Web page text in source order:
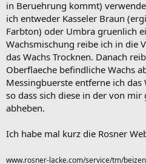
in Beruehrung kommt)
ich entweder Kasseler Braun
Farbton) oder Umbra gruenlich
Wachsmischung reibe ich in die
das Wachs Trocknen. Danach
Oberflaeche befindliche Wachs
Messingbuerste entferne ich das
so dass sich diese in der von mir
abheben.
Ich habe mal kurz die Rosner
www.rosner-lacke.com/service/tm/